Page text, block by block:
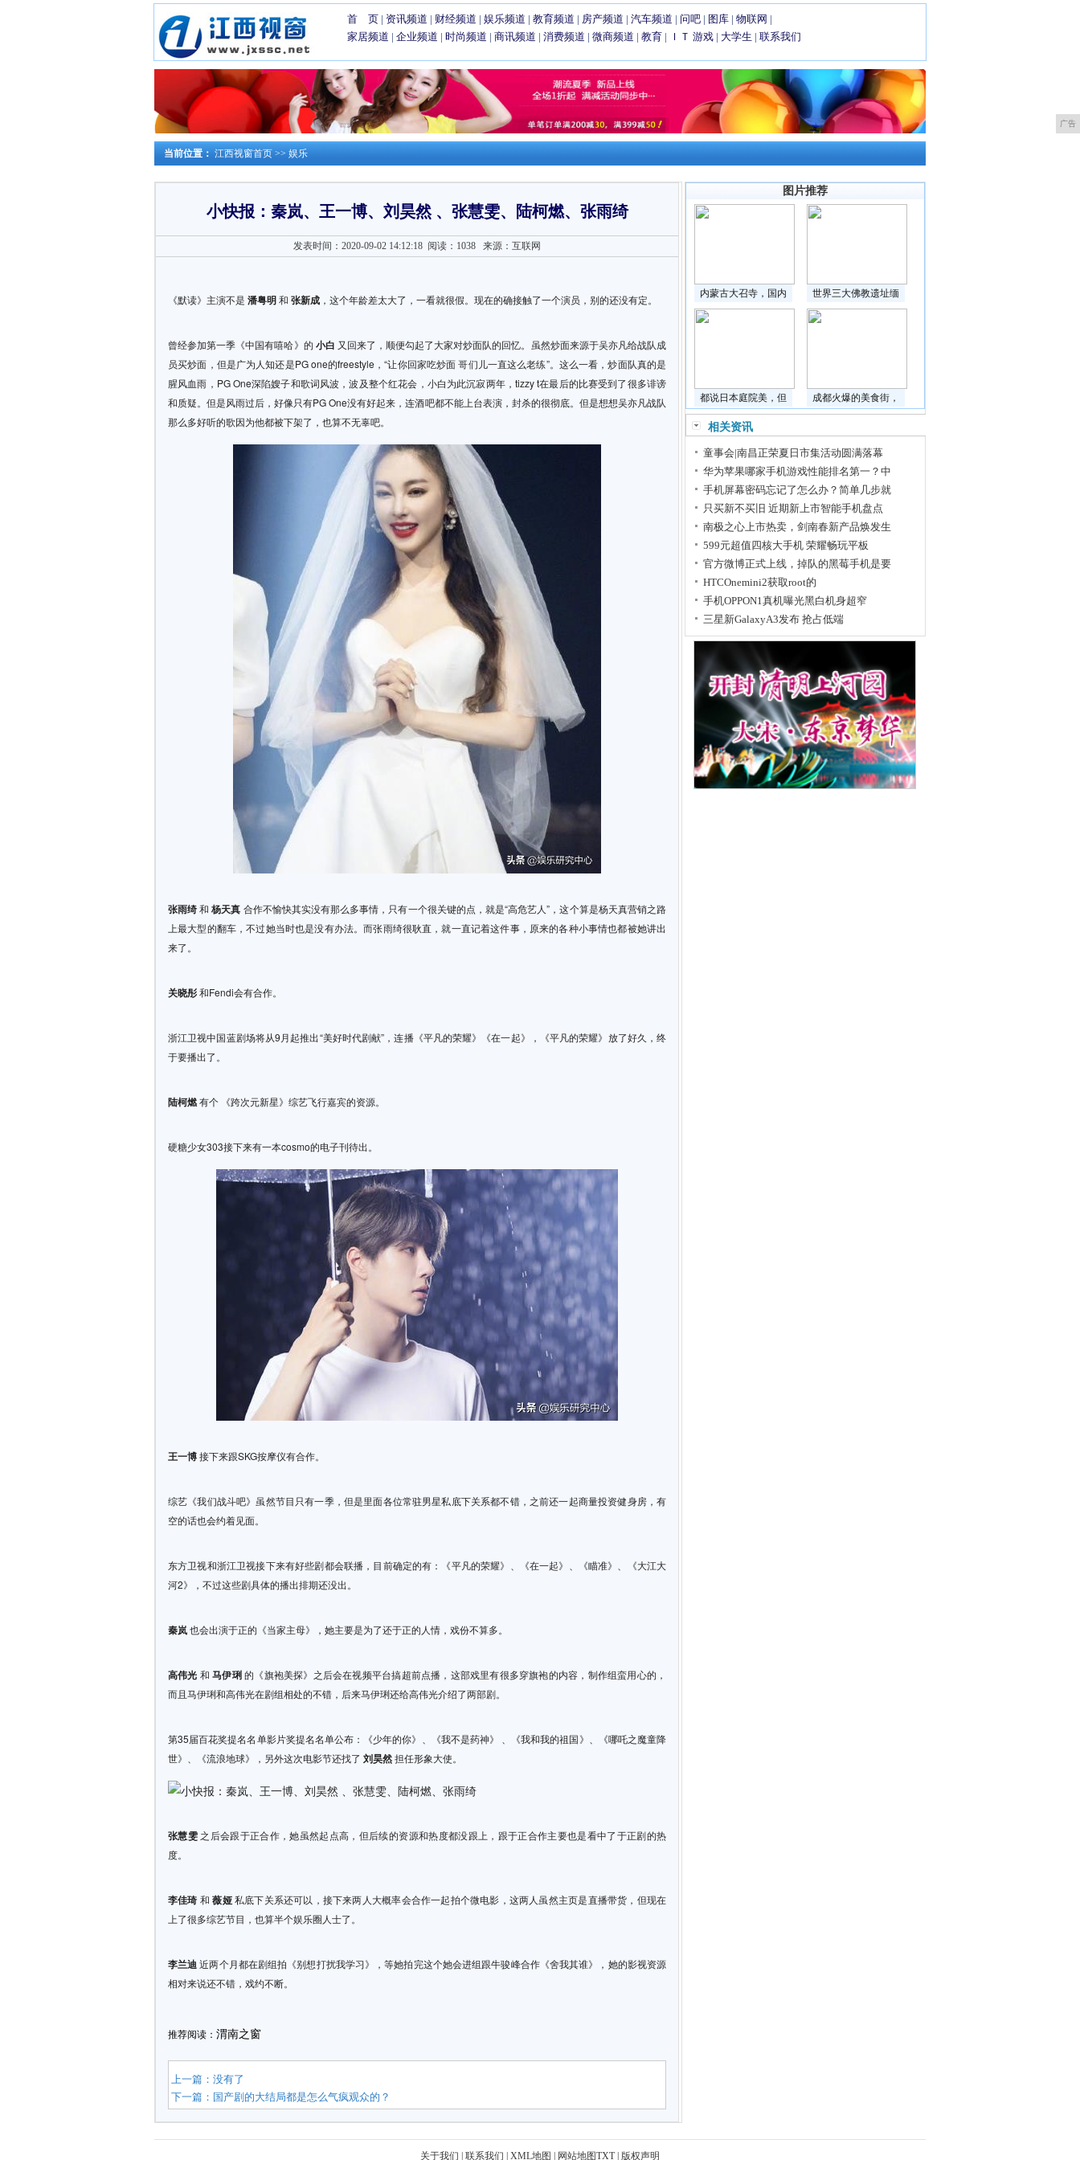
首 页 | 资讯频道 | 财经频道 | 娱乐频道 | 教育频道 | 房产频道 | 汽车频道 | 问吧 | 图库 | 物联网 |
家居频道 | 企业频道 | 时尚频道 | 商讯频道 | 消费频道 | 微商频道 | 教育 | ＩＴ 游戏 | 大学生 | 联系我们
广告
当前位置： 江西视窗首页 >> 娱乐
小快报：秦岚、王一博、刘昊然 、张慧雯、陆柯燃、张雨绮
发表时间：2020-09-02 14:12:18 阅读：1038 来源：互联网
《默读》主演不是 潘粤明和 张新成 ，这个年龄差太大了，一看就很假。现在的确接触了一个演员，别的还没有定。
曾经参加第一季《中国有嘻哈》的 小白 又回来了，顺便勾起了大家对炒面队的回忆。虽然炒面来源于吴亦凡给战队成
员买炒面，但是广为人知还是PG one的freestyle，“让你回家吃炒面 哥们儿一直这么老练”。这么一看，炒面队真的是
腥风血雨，PG One深陷嫂子和歌词风波，波及整个红花会，小白为此沉寂两年，tizzy t在最后的比赛受到了很多诽谤
和质疑。但是风雨过后，好像只有PG One没有好起来，连酒吧都不能上台表演，封杀的很彻底。但是想想吴亦凡战队
那么多好听的歌因为他都被下架了，也算不无辜吧。
张雨绮和杨天真 合作不愉快其实没有那么多事情，只有一个很关键的点，就是“高危艺人”，这个算是杨天真营销之路
上最大型的翻车，不过她当时也是没有办法。而张雨绮很耿直，就一直记着这件事，原来的各种小事情也都被她讲出
来了。
关晓彤和Fendi会有合作。
浙江卫视中国蓝剧场将从9月起推出“美好时代剧献”，连播《平凡的荣耀》《在一起》，《平凡的荣耀》放了好久，终
于要播出了。
陆柯燃有个 《跨次元新星》综艺飞行嘉宾的资源。
硬糖少女303接下来有一本cosmo的电子刊待出。
王一博接下来跟SKG按摩仪有合作。
综艺《我们战斗吧》虽然节目只有一季，但是里面各位常驻男星私底下关系都不错，之前还一起商量投资健身房，有
空的话也会约着见面。
东方卫视和浙江卫视接下来有好些剧都会联播，目前确定的有：《平凡的荣耀》、《在一起》、《瞄准》、《大江大
河2》，不过这些剧具体的播出排期还没出。
秦岚也会出演于正的《当家主母》，她主要是为了还于正的人情，戏份不算多。
高伟光 和马伊琍的《旗袍美探》之后会在视频平台搞超前点播，这部戏里有很多穿旗袍的内容，制作组蛮用心的，
而且马伊琍和高伟光在剧组相处的不错，后来马伊琍还给高伟光介绍了两部剧。
第35届百花奖提名名单影片奖提名名单公布：《少年的你》、《我不是药神》 、《我和我的祖国》、《哪吒之魔童降
世》、《流浪地球》，另外这次电影节还找了 刘昊然担任形象大使。
张慧雯 之后会跟于正合作，她虽然起点高，但后续的资源和热度都没跟上，跟于正合作主要也是看中了于正剧的热
度。
李佳琦 和 薇娅私底下关系还可以，接下来两人大概率会合作一起拍个微电影，这两人虽然主页是直播带货，但现在
上了很多综艺节目，也算半个娱乐圈人士了。
李兰迪近两个月都在剧组拍《别想打扰我学习》，等她拍完这个她会进组跟牛骏峰合作《舍我其谁》，她的影视资源
相对来说还不错，戏约不断。
推荐阅读： 渭南之窗
上一篇：没有了
下一篇： 国产剧的大结局都是怎么气疯观众的？
图片推荐
内蒙古大召寺，国内 世界三大佛教遗址缅
都说日本庭院美，但 成都火爆的美食街，
相关资讯
童事会|南昌正荣夏日市集活动圆满落幕
华为苹果哪家手机游戏性能排名第一？中
手机屏幕密码忘记了怎么办？简单几步就
只买新不买旧 近期新上市智能手机盘点
南极之心上市热卖，剑南春新产品焕发生
599元超值四核大手机 荣耀畅玩平板
官方微博正式上线，掉队的黑莓手机是要
HTCOnemini2获取root的
手机OPPON1真机曝光黑白机身超窄
三星新GalaxyA3发布 抢占低端
关于我们 联系我们 XML地图 网站地图TXT| 版权声明